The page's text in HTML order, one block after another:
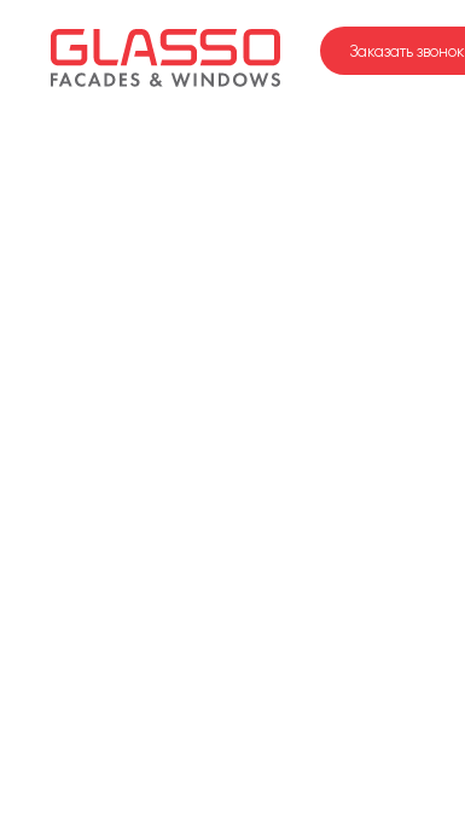
Заказать звонок